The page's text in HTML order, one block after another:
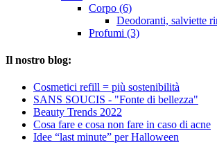
Corpo (6)
Deodoranti, salviette
Profumi (3)
Il nostro blog:
Cosmetici refill = più sostenibilità
SANS SOUCIS - "Fonte di bellezza"
Beauty Trends 2022
Cosa fare e cosa non fare in caso di acne
Idee “last minute” per Halloween